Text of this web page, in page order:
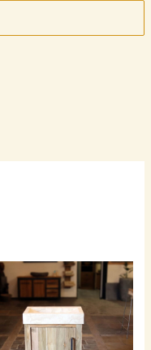
€ 395,00
tot
€ 595,00